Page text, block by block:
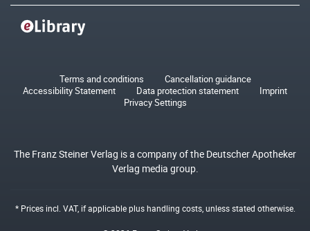
Terms and conditions
Cancellation guidance
Accessibility Statement
Data protection statement
Imprint
Privacy Settings
The Franz Steiner Verlag is a company of the Deutscher Apotheker
Verlag media group.
* Prices incl. VAT, if applicable plushandling costs, unless stated otherwise.